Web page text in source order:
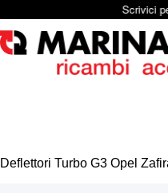
Salta al contenutoScrivici per e-mail
Deflettori Turbo G3 Opel